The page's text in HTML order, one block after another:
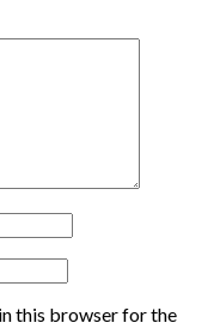
this browser for the